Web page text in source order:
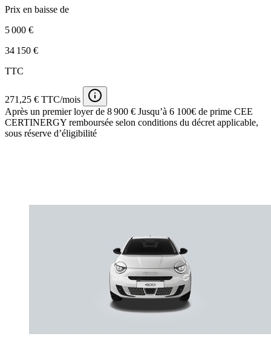
Prix en baisse de
5 000 €
34 150 €
TTC
271,25 € TTC/mois
Après un premier loyer de 8 900 € Jusqu’à 6 100€ de prime CEE
CERTINERGY remboursée selon conditions du décret applicable,
sous réserve d’éligibilité